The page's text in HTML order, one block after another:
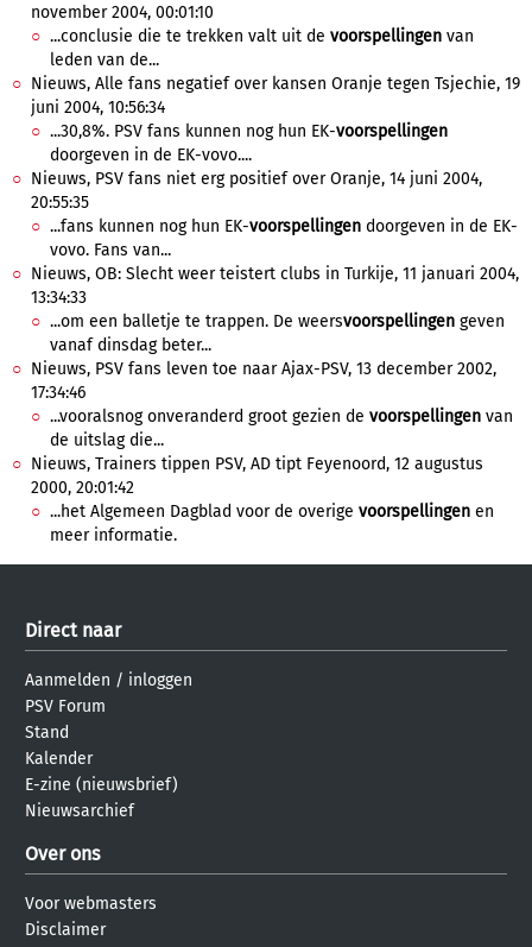
november 2004, 00:01:10
...conclusie die te trekken valt uit de voorspellingen van
leden van de...
Nieuws, Alle fans negatief over kansen Oranje tegen Tsjechie, 19
juni 2004, 10:56:34
...30,8%. PSV fans kunnen nog hun EK-voorspellingen
doorgeven in de EK-vovo....
Nieuws, PSV fans niet erg positief over Oranje, 14 juni 2004,
20:55:35
...fans kunnen nog hun EK-voorspellingen doorgeven in de EK-
vovo. Fans van...
Nieuws, OB: Slecht weer teistert clubs in Turkije, 11 januari 2004,
13:34:33
...om een balletje te trappen. De weersvoorspellingen geven
vanaf dinsdag beter...
Nieuws, PSV fans leven toe naar Ajax-PSV, 13 december 2002,
17:34:46
...vooralsnog onveranderd groot gezien de voorspellingen van
de uitslag die...
Nieuws, Trainers tippen PSV, AD tipt Feyenoord, 12 augustus
2000, 20:01:42
...het Algemeen Dagblad voor de overige voorspellingen en
meer informatie.
Direct naar
Aanmelden / inloggen
PSV Forum
Stand
Kalender
E-zine (nieuwsbrief)
Nieuwsarchief
Over ons
Voor webmasters
Disclaimer